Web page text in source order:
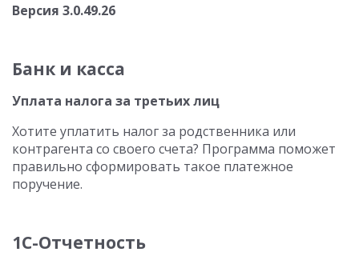
Версия 3.0.49.26
Банк и касса
Уплата налога за третьих лиц
Хотите уплатить налог за родственника или
контрагента со своего счета? Программа поможет
правильно сформировать такое платежное
поручение.
1С-Отчетность